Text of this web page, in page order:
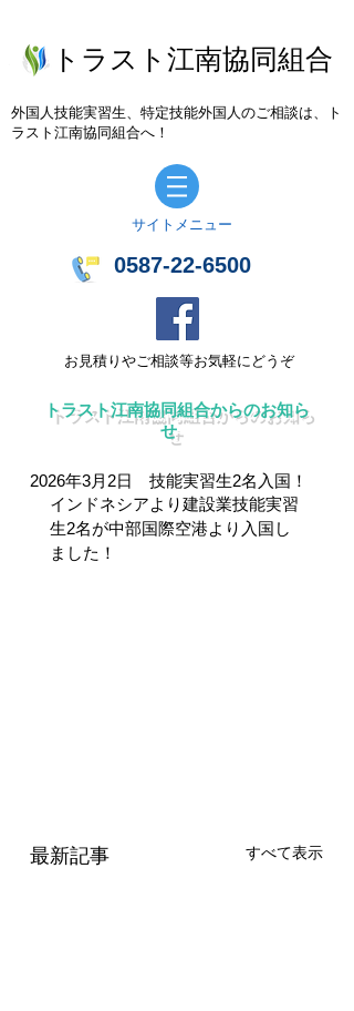
トラスト江南協同組合
外国人技能実習生、特定技能外国人のご相談は、ト
ラスト江南協同組合へ！
​サイトメニュー
0587-22-6500
お見積りやご相談等お気軽にどうぞ
トラスト江南協同組合からのお知ら
せ
2026年3月2日 技能実習生2名入国！
インドネシアより建設業技能実習
生2名が中部国際空港より入国し
ました！
最新記事 すべて表示